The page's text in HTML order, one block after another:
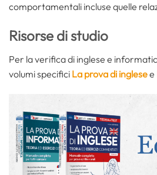
comportamentali incluse quelle
Risorse di studio
Per la verifica di inglese e
volumi specifici La prova di inglesee